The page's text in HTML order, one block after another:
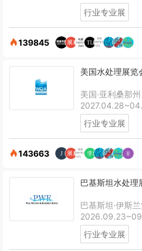
行业专业展
139845
美国水处理展览
美国·亚利桑那州
行业专业展
143663
巴基斯坦水处理
巴基斯坦·伊斯
行业专业展